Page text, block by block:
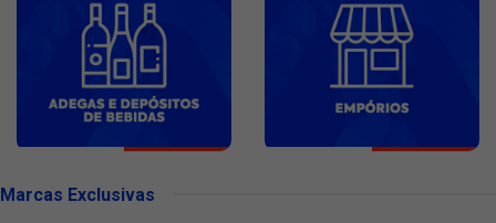
Marcas Exclusivas